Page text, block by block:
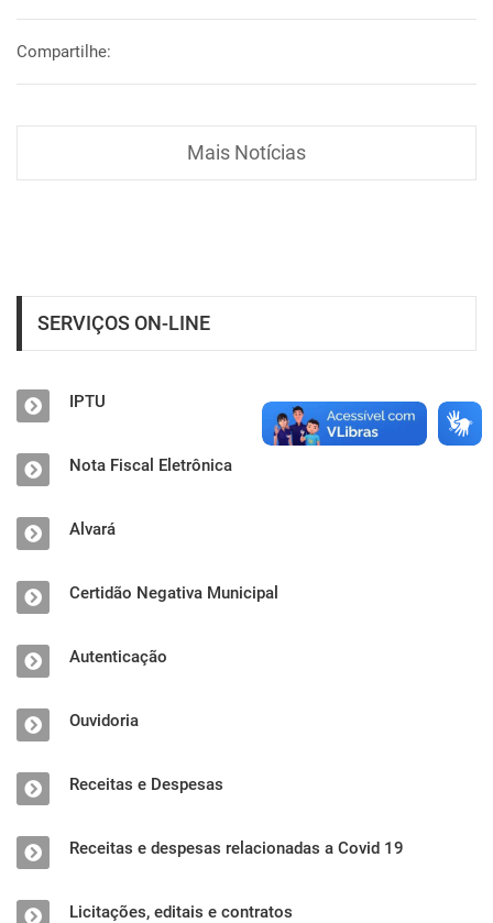
Compartilhe:
Mais Notícias
SERVIÇOS ON-LINE
IPTU
Nota Fiscal Eletrônica
Alvará
Certidão Negativa Municipal
Autenticação
Ouvidoria
Receitas e Despesas
Receitas e despesas relacionadas a Covid 19
Licitações, editais e contratos